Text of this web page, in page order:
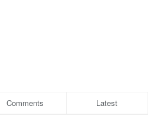
Comments Latest